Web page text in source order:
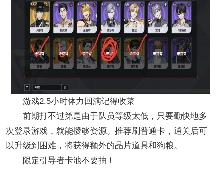
游戏2.5小时体力回满记得收菜
前期打不过第是由于队员等级太低，只要勤快地多
次登录游戏，就能攒够资源。推荐刷普通卡，通关后可
以升级到困难，将获得额外的晶片道具和狗粮。
限定引导者卡池不要抽！